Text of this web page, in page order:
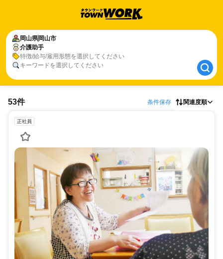
岡山県 岡山市
介護助手
特徴/給与/雇用形態を選択してください
キーワードを選択してください
岡山県 岡山市
介護助手
53件 条件保存 関連度順
正社員